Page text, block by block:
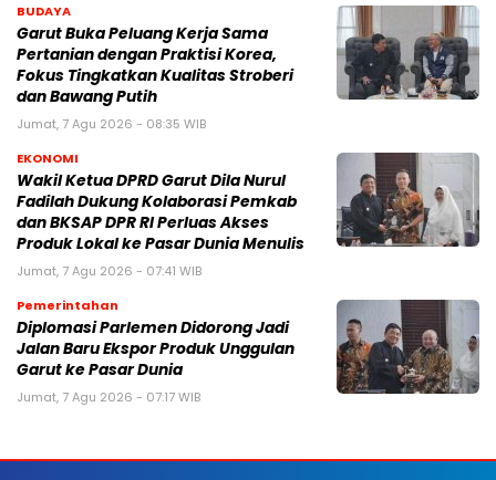
BUDAYA
Garut Buka Peluang Kerja Sama
Pertanian dengan Praktisi Korea,
Fokus Tingkatkan Kualitas Stroberi
dan Bawang Putih
Jumat, 7 Agu 2026 - 08:35 WIB
EKONOMI
Wakil Ketua DPRD Garut Dila Nurul
Fadilah Dukung Kolaborasi Pemkab
dan BKSAP DPR RI Perluas Akses
Produk Lokal ke Pasar Dunia Menulis
Jumat, 7 Agu 2026 - 07:41 WIB
Pemerintahan
Diplomasi Parlemen Didorong Jadi
Jalan Baru Ekspor Produk Unggulan
Garut ke Pasar Dunia
Jumat, 7 Agu 2026 - 07:17 WIB